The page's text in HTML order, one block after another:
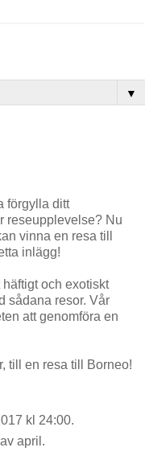
▼
förgylla ditt
reseupplevelse? Nu
vinna en resa till
inlägg!
och exotiskt
sådana resor. Vår
att genomföra en
till en resa till Borneo!
kl 24:00.
april.